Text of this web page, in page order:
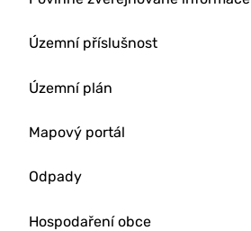
Územní příslušnost
Územní plán
Mapový portál
Odpady
Hospodaření obce